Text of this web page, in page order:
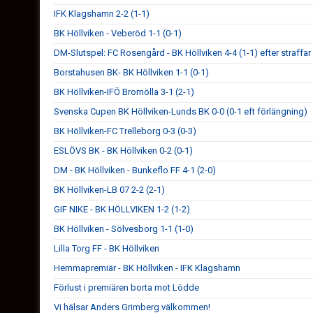
IFK Klagshamn 2-2 (1-1)
BK Höllviken - Veberöd 1-1 (0-1)
DM-Slutspel: FC Rosengård - BK Höllviken 4-4 (1-1) efter straffar
Borstahusen BK- BK Höllviken 1-1 (0-1)
BK Höllviken-IFÖ Bromölla 3-1 (2-1)
Svenska Cupen BK Höllviken-Lunds BK 0-0 (0-1 eft förlängning)
BK Höllviken-FC Trelleborg 0-3 (0-3)
ESLÖVS BK - BK Höllviken 0-2 (0-1)
DM - BK Höllviken - Bunkeflo FF 4-1 (2-0)
BK Höllviken-LB 07 2-2 (2-1)
GIF NIKE - BK HÖLLVIKEN 1-2 (1-2)
BK Höllviken - Sölvesborg 1-1 (1-0)
Lilla Torg FF - BK Höllviken
Hemmapremiär - BK Höllviken - IFK Klagshamn
Förlust i premiären borta mot Lödde
Vi hälsar Anders Grimberg välkommen!